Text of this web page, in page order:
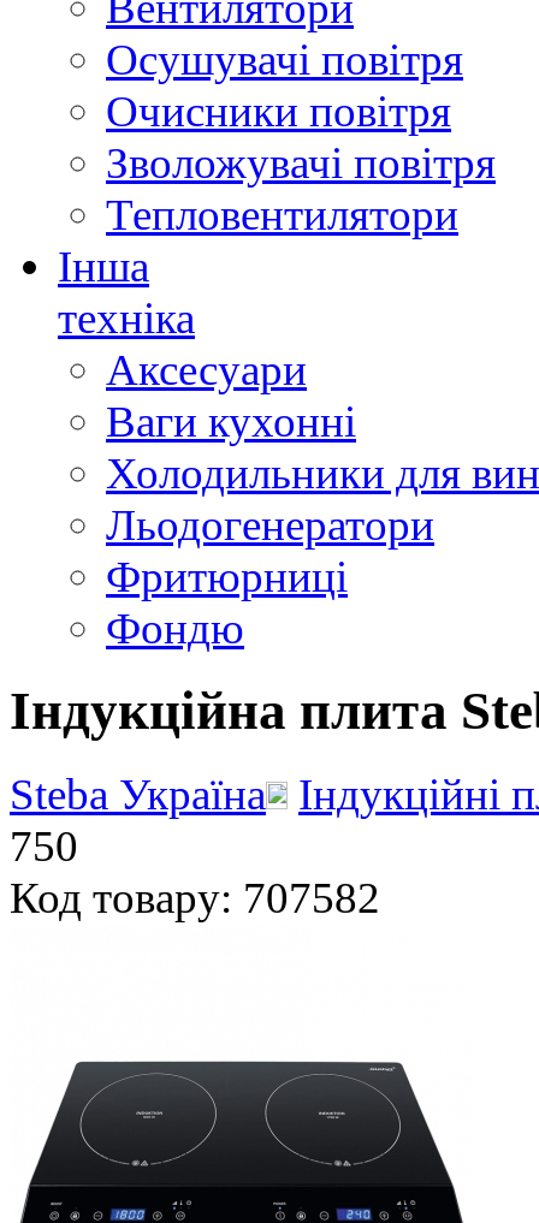
Осушувачі повітря
Очисники повітря
Зволожувачі повітря
Тепловентилятори
Інша
техніка
Аксесуари
Ваги кухонні
Холодильники для
Льодогенератори
Фритюрниці
Фондю
Індукційна плита
Steba Україна
Індукційні
750
Код товару: 707582